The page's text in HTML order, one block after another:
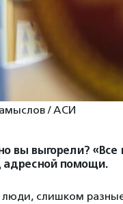
/ АСИ
вы выгорели? «Все
адресной помощи.
слишком